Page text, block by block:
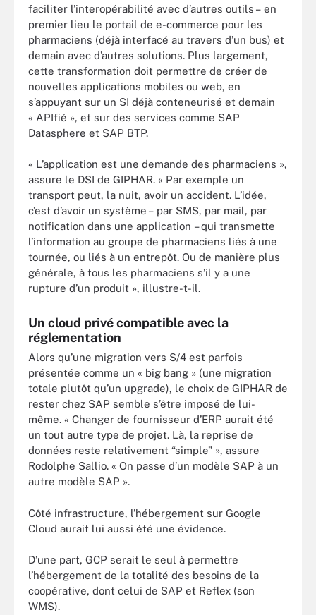
faciliter l’interopérabilité avec d’autres outils – en
premier lieu le portail de e-commerce pour les
pharmaciens (déjà interfacé au travers d’un bus) et
demain avec d’autres solutions. Plus largement,
cette transformation doit permettre de créer de
nouvelles applications mobiles ou web, en
s’appuyant sur un SI déjà conteneurisé et demain
« APIfié », et sur des services comme SAP
Datasphere et SAP BTP.
« L’application est une demande des pharmaciens »,
assure le DSI de GIPHAR. « Par exemple un
transport peut, la nuit, avoir un accident. L’idée,
c’est d’avoir un système – par SMS, par mail, par
notification dans une application – qui transmette
l’information au groupe de pharmaciens liés à une
tournée, ou liés à un entrepôt. Ou de manière plus
générale, à tous les pharmaciens s’il y a une
rupture d’un produit », illustre-t-il.
Un cloud privé compatible avec la
réglementation
Alors qu’une migration vers S/4 est parfois
présentée comme un « big bang » (une migration
totale plutôt qu’un upgrade), le choix de GIPHAR de
rester chez SAP semble s’être imposé de lui-
même. « Changer de fournisseur d’ERP aurait été
un tout autre type de projet. Là, la reprise de
données reste relativement “simple” », assure
Rodolphe Sallio. « On passe d’un modèle SAP à un
autre modèle SAP ».
Côté infrastructure, l’hébergement sur Google
Cloud aurait lui aussi été une évidence.
D’une part, GCP serait le seul à permettre
l’hébergement de la totalité des besoins de la
coopérative, dont celui de SAP et Reflex (son
WMS).